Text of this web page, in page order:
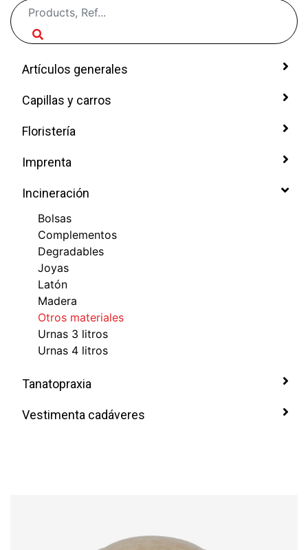
Artículos generales
Capillas y carros
Floristería
Imprenta
Incineración
Bolsas
Complementos
Degradables
Joyas
Latón
Madera
Otros materiales
Urnas 3 litros
Urnas 4 litros
Tanatopraxia
Vestimenta cadáveres